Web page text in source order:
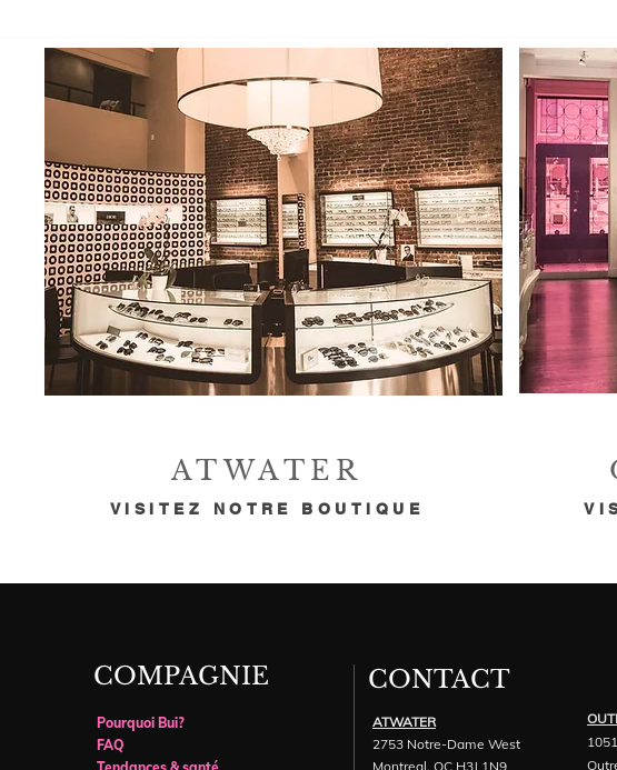
ATWATER
VISITEZ NOTRE BOUTIQUE
COMPAGNIE
Pourquoi Bui?
FAQ
CONTACT
ATWATER
2753 Notre-Dame West
Montreal, QC H3J 1N9